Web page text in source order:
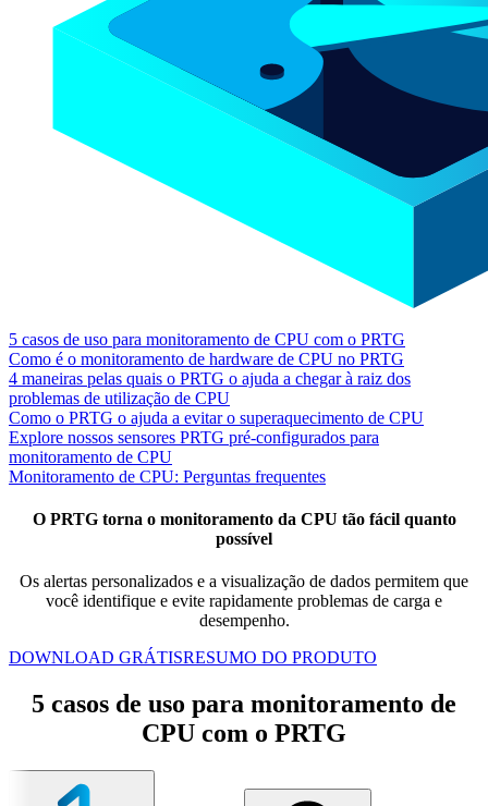
5 casos de uso para monitoramento de CPU com o PRTG
Como é o monitoramento de hardware de CPU no PRTG
4 maneiras pelas quais o PRTG o ajuda a chegar à raiz dos
problemas de utilização de CPU
Como o PRTG o ajuda a evitar o superaquecimento de CPU
Explore nossos sensores PRTG pré-configurados para
monitoramento de CPU
Monitoramento de CPU: Perguntas frequentes
O PRTG torna o monitoramento da CPU tão fácil quanto
possível
Os alertas personalizados e a visualização de dados permitem que
você identifique e evite rapidamente problemas de carga e
desempenho.
DOWNLOAD GRÁTISRESUMO DO PRODUTO
5 casos de uso para monitoramento de
CPU com o PRTG